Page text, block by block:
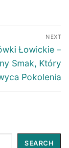
NEXT
Łowickie –
Smak, Który
Pokolenia
SEARCH